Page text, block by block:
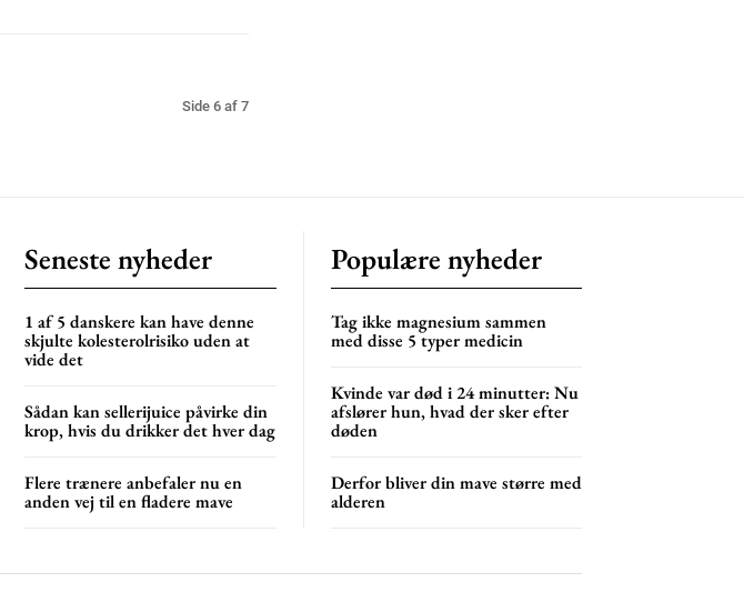
Side 6 af 7
Seneste nyheder
1 af 5 danskere kan have denne
skjulte kolesterolrisiko uden at
vide det
Sådan kan sellerijuice påvirke din
krop, hvis du drikker det hver dag
Flere trænere anbefaler nu en
anden vej til en fladere mave
Populære nyheder
Tag ikke magnesium sammen
med disse 5 typer medicin
Kvinde var død i 24 minutter: Nu
afslører hun, hvad der sker efter
døden
Derfor bliver din mave større med
alderen